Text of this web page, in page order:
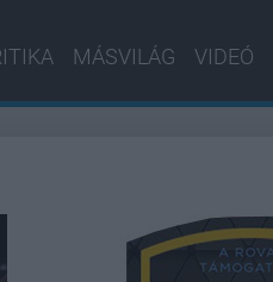
MÁSVILÁG VIDEÓ